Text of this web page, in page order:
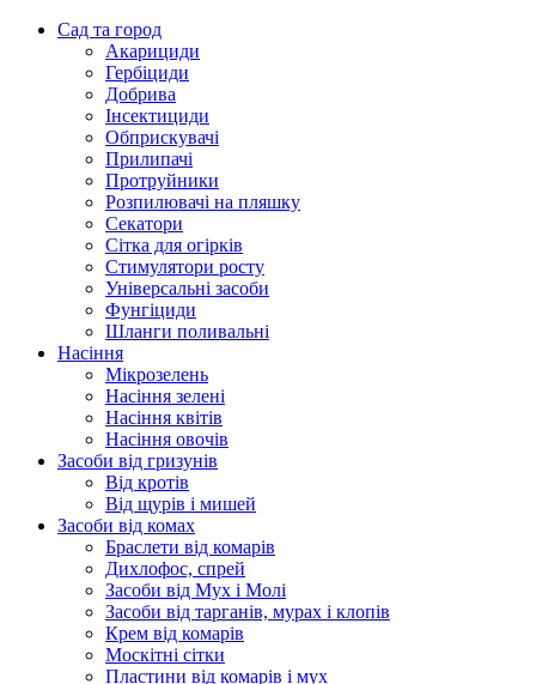
Сад та город
Акарициди
Гербіциди
Добрива
Інсектициди
Обприскувачі
Прилипачі
Протруйники
Розпилювачі на пляшку
Секатори
Сітка для огірків
Стимулятори росту
Універсальні засоби
Фунгіциди
Шланги поливальні
Насіння
Мікрозелень
Насіння зелені
Насіння квітів
Насіння овочів
Засоби від гризунів
Від кротів
Від щурів і мишей
Засоби від комах
Браслети від комарів
Дихлофос, спрей
Засоби від Мух і Молі
Засоби від тарганів, мурах і клопів
Крем від комарів
Москітні сітки
Пластини від комарів і мух